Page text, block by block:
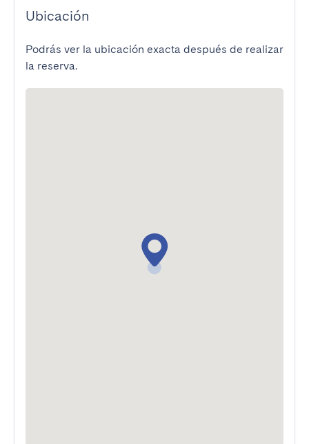
Ubicación
Podrás ver la ubicación exacta después de realizar
la reserva.